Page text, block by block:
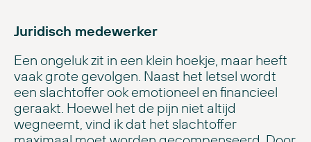
Juridisch medewerker
Een ongeluk zit in een klein hoekje, maar heeft
vaak grote gevolgen. Naast het letsel wordt
een slachtoffer ook emotioneel en financieel
geraakt. Hoewel het de pijn niet altijd
wegneemt, vind ik dat het slachtoffer